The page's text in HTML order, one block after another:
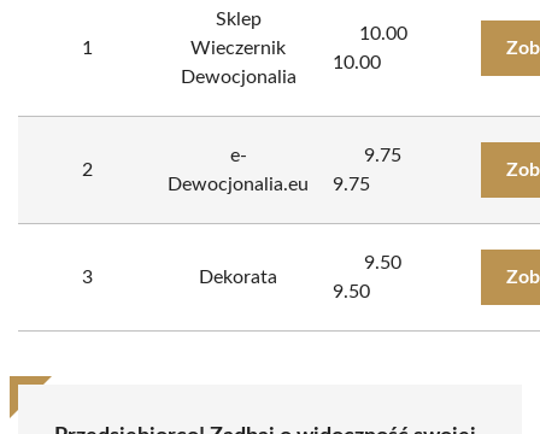
1
Sklep
Wieczernik
Dewocjonalia
10.00
10.00
2
e-
Dewocjonalia.eu
9.75
9.75
3 Dekorata
9.50
9.50